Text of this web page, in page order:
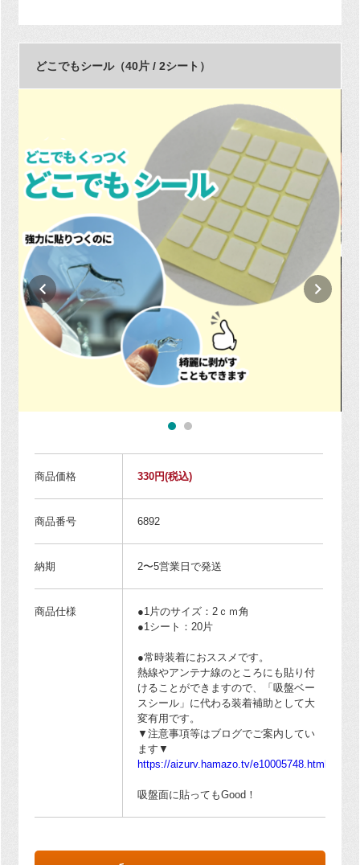
どこでもシール（40片 / 2シート）
商品価格 330円(税込)
商品番号 6892
納期 2〜5営業日で発送
商品仕様
●1片のサイズ：2ｃｍ角
●1シート：20片
●常時装着におススメです。
熱線やアンテナ線のところにも貼り付
けることができますので、「吸盤ベー
スシール」に代わる装着補助として大
変有用です。
▼注意事項等はブログでご案内してい
ます▼
https://aizurv.hamazo.tv/e10005748.html
吸盤面に貼ってもGood！